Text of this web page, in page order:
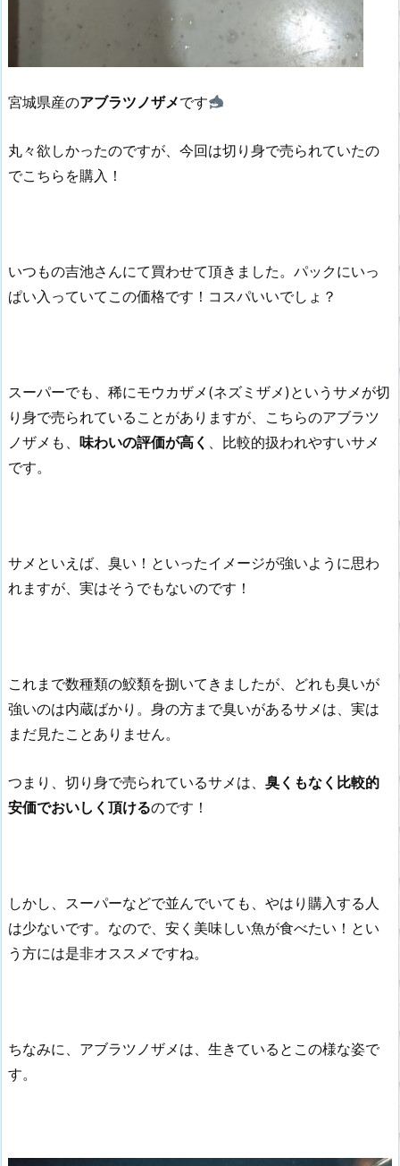
宮城県産のアブラツノザメです
丸々欲しかったのですが、今回は切り身で売られていたの
でこちらを購入！
いつもの吉池さんにて買わせて頂きました。パックにいっ
ぱい入っていてこの価格です！コスパいいでしょ？
スーパーでも、稀にモウカザメ(ネズミザメ)というサメが切
り身で売られていることがありますが、こちらのアブラツ
ノザメも、 味わいの評価が高く 、比較的扱われやすいサメ
です。
サメといえば、臭い！といったイメージが強いように思わ
れますが、実はそうでもないのです！
これまで数種類の鮫類を捌いてきましたが、どれも臭いが
強いのは内蔵ばかり。身の方まで臭いがあるサメは、実は
まだ見たことありません。
つまり、切り身で売られているサメは、 臭くもなく比較的
安価でおいしく頂けるのです！
しかし、スーパーなどで並んでいても、やはり購入する人
は少ないです。なので、安く美味しい魚が食べたい！とい
う方には是非オススメですね。
ちなみに、アブラツノザメは、生きているとこの様な姿で
す。